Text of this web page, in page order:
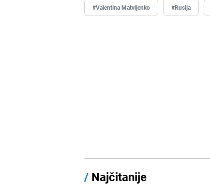
#Valentina Matvijenko #Rusija
/ Najčitanije